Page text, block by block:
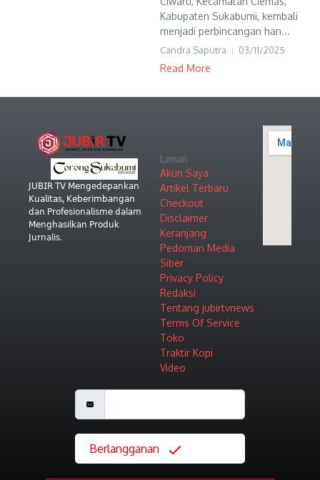
Kabupaten Sukabumi, kembali
menjadi perbincangan han...
Candra Saputra 03/11/2025
Read More
𝖩𝖴𝖡𝖨𝖱 𝖳𝖵 𝖬𝖾𝗇𝗀𝖾𝖽𝖾𝗉𝖺𝗇𝗄𝖺𝗇
𝖪𝗎𝖺𝗅𝗂𝗍𝖺𝗌, 𝖪𝖾𝖻𝖾𝗋𝗂𝗆𝖻𝖺𝗇𝗀𝖺𝗇
𝖽𝖺𝗇 𝖯𝗋𝗈𝖿𝖾𝗌𝗂𝗈𝗇𝖺𝗅𝗂𝗌𝗆𝖾 𝖽𝖺𝗅𝖺𝗆
𝖬𝖾𝗇𝗀𝗁𝖺𝗌𝗂𝗅𝗄𝖺𝗇 𝖯𝗋𝗈𝖽𝗎𝗄
𝖩𝗎𝗋𝗇𝖺𝗅𝗂𝗌.
Laman
Akun Saya
Artikel Terbaru
Checkout
Disclaimer
Keranjang
Pedoman Media
Siber
Privacy Policy
Redaksi
Tentang jubirtvnews
Terms Of Service
Toko
Traktir Kopi
Video
Berlangganan